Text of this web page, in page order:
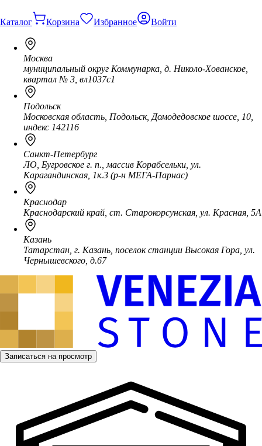
Каталог Корзина Избранное Войти
Москва
муниципальный округ Коммунарка, д. Николо-Хованское,
квартал № 3, вл1037с1
Подольск
Московская область, Подольск, Домодедовское шоссе, 10,
индекс 142116
Санкт-Петербург
ЛО, Бугровское г. п., массив Корабсельки, ул.
Карагандинская, 1к.3 (р-н МЕГА-Парнас)
Краснодар
Краснодарский край, ст. Старокорсунская, ул. Красная, 5А
Казань
Татарстан, г. Казань, поселок станции Высокая Гора, ул.
Чернышевского, д.67
Записаться на просмотр